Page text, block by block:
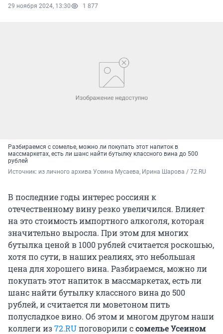
29 ноября 2024, 13:30 1 877
Разбираемся с сомелье, можно ли покупать этот напиток в
массмаркетах, есть ли шанс найти бутылку классного вина до 500
рублей
Источник: из личного архива Усеина Мусаева, Ирина Шарова / 72.RU
В последние годы интерес россиян к
отечественному вину резко увеличился. Влияет
на это стоимость импортного алкоголя, которая
значительно выросла. При этом для многих
бутылка ценой в 1000 рублей считается роскошью,
хотя по сути, в наших реалиях, это небольшая
цена для хорошего вина. Разбираемся, можно ли
покупать этот напиток в массмаркетах, есть ли
шанс найти бутылку классного вина до 500
рублей, и считается ли моветоном пить
полусладкое вино. Об этом и многом другом наши
коллеги из72.RUпоговорили ссомелье Усеином